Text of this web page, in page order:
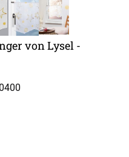
von Lysel -